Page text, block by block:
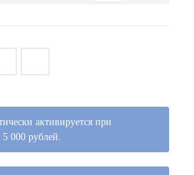
активируется при
000 рублей.